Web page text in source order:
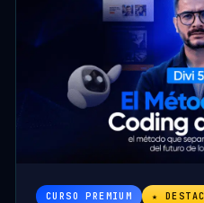
CURSO PREMIUM ★